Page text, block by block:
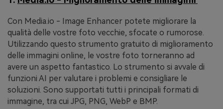
Con Media.io - Image Enhancer potete migliorare la
qualità delle vostre foto vecchie, sfocate o rumorose.
Utilizzando questo strumento gratuito di miglioramento
delle immagini online, le vostre foto torneranno ad
avere un aspetto fantastico. Lo strumento si avvale di
funzioni AI per valutare i problemi e consigliare le
soluzioni. Sono supportati tutti i principali formati di
immagine, tra cui JPG, PNG, WebP e BMP.